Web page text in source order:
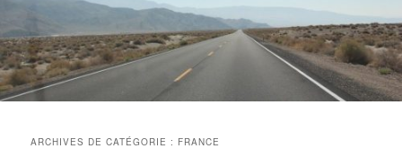
ARCHIVES DE CATÉGORIE : FRANCE